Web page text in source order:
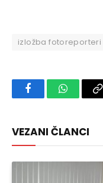
izložba fotoreporteri
Facebook
VEZANI ČLANCI